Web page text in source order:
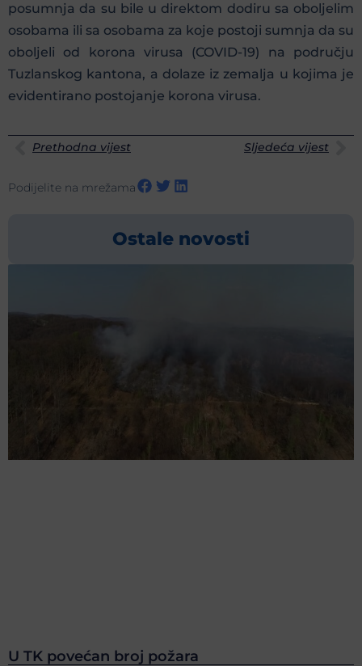
posumnja da su bile u direktom dodiru sa oboljelim
osobama ili sa osobama za koje postoji sumnja da su
oboljeli od korona virusa (COVID-19) na području
Tuzlanskog kantona, a dolaze iz zemalja u kojima je
evidentirano postojanje korona virusa.
Prethodna vijest Sljedeća vijest
Podijelite na mrežama
Ostale novosti
U TK povećan broj požara